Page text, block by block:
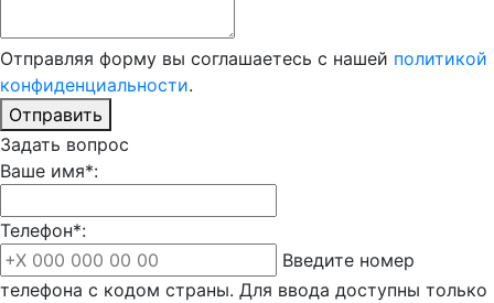
Отправляя форму вы соглашаетесь с нашей политикой
конфиденциальности.
Отправить
Задать вопрос
Ваше имя*:
Телефон*:
Введите номер
телефона с кодом страны. Для ввода доступны только